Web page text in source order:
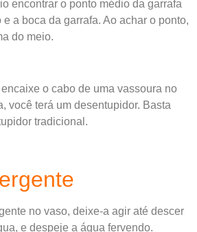
encontrar o ponto médio da garrafa
a boca da garrafa. Ao achar o ponto,
do meio.
o cabo de uma vassoura no
você terá um desentupidor. Basta
tradicional.
no vaso, deixe-a agir até descer
e despeje a água fervendo.